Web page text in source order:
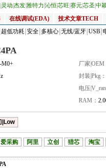
灵动 杰发雅特力 沁恒芯旺 赛元芯圣 中
在线调试(EDA) 技术文章TECH
超低功耗 安全 多核心 无线/蓝牙 USB
M0+ 厂家|OEM
封装|Pkg：
电压
RAM：
|Low
爱采购 阿里 立创 猎芯 淘宝